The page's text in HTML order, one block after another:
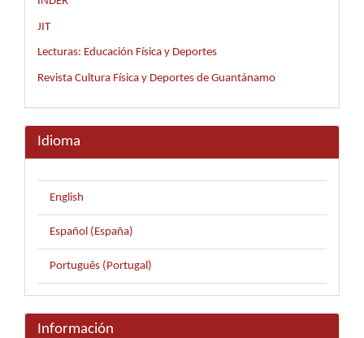
JIT
Lecturas: Educación Física y Deportes
Revista Cultura Física y Deportes de Guantánamo
Idioma
English
Español (España)
Português (Portugal)
Información